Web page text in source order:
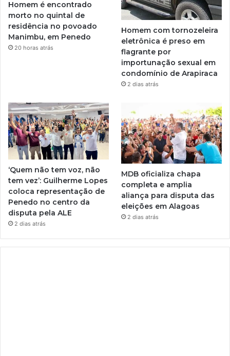
Homem é encontrado
morto no quintal de
residência no povoado
Manimbu, em Penedo
20 horas atrás
Homem com tornozeleira
eletrônica é preso em
flagrante por
importunação sexual em
condomínio de Arapiraca
2 dias atrás
‘Quem não tem voz, não
tem vez’: Guilherme Lopes
coloca representação de
Penedo no centro da
disputa pela ALE
2 dias atrás
MDB oficializa chapa
completa e amplia
aliança para disputa das
eleições em Alagoas
2 dias atrás